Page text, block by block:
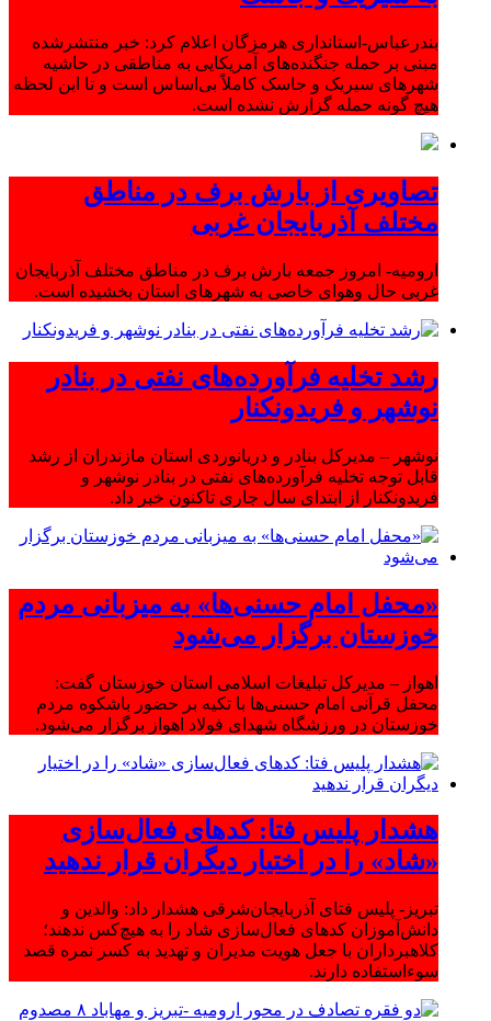
بندرعباس-استانداری هرمزگان اعلام کرد: خبر منتشرشده
مبنی بر حمله جنگنده‌های آمریکایی به مناطقی در حاشیه
شهرهای سیریک و جاسک کاملاً بی‌اساس است و تا این لحظه
هیچ گونه حمله گزارش نشده است.
تصاویری از بارش برف در مناطق
مختلف آذربایجان غربی
ارومیه- امروز جمعه بارش برف در مناطق مختلف آذربایجان
غربی حال وهوای خاصی به شهرهای استان بخشیده است.
رشد تخلیه فرآورده‌های نفتی در بنادر
نوشهر و فریدونکنار
نوشهر – مدیرکل بنادر و دریانوردی استان مازندران از رشد
قابل توجه تخلیه فرآورده‌های نفتی در بنادر نوشهر و
فریدونکنار از ابتدای سال جاری تاکنون خبر داد.
«محفل امام حسنی‌ها» به میزبانی مردم
خوزستان برگزار می‌شود
اهواز – مدیرکل تبلیغات اسلامی استان خوزستان گفت:
محفل قرآنی امام حسنی‌ها با تکیه بر حضور باشکوه مردم
خوزستان در ورزشگاه شهدای فولاد اهواز برگزار می‌شود.
هشدار پلیس فتا: کدهای فعال‌سازی
«شاد» را در اختیار دیگران قرار ندهید
تبریز- پلیس فتای آذربایجان‌شرقی هشدار داد: والدین و
دانش‌آموزان کدهای فعال‌سازی شاد را به هیچ‌کس ندهند؛
کلاهبرداران با جعل هویت مدیران و تهدید به کسر نمره قصد
سوءاستفاده دارند.